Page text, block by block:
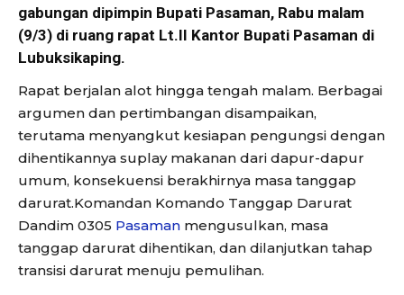
gabungan dipimpin Bupati Pasaman, Rabu malam
(9/3) di ruang rapat Lt.II Kantor Bupati Pasaman di
Lubuksikaping.
Rapat berjalan alot hingga tengah malam. Berbagai
argumen dan pertimbangan disampaikan,
terutama menyangkut kesiapan pengungsi dengan
dihentikannya suplay makanan dari dapur-dapur
umum, konsekuensi berakhirnya masa tanggap
darurat.Komandan Komando Tanggap Darurat
Dandim 0305 Pasaman mengusulkan, masa
tanggap darurat dihentikan, dan dilanjutkan tahap
transisi darurat menuju pemulihan.